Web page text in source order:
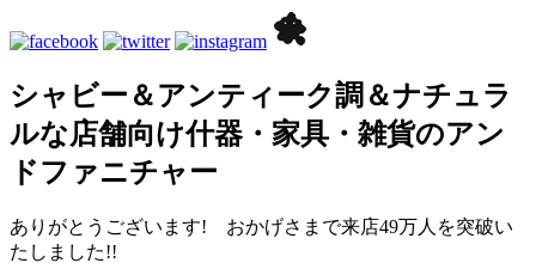
シャビー＆アンティーク調＆ナチュラ
ルな店舗向け什器・家具・雑貨のアン
ドファニチャー
ありがとうございます! おかげさまで来店49万人を突破い
たしました!!